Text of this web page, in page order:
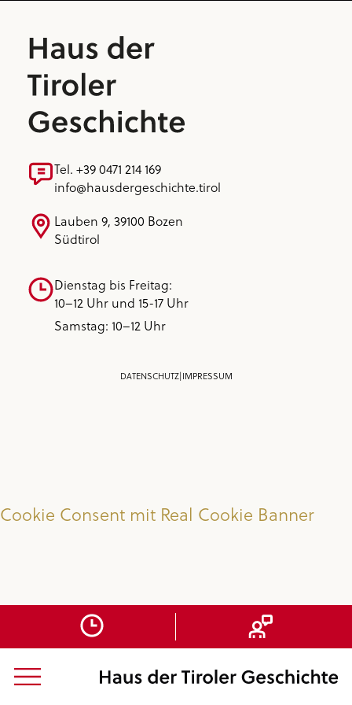
Tel. +39 0471 214 169
info@hausdergeschichte.tirol
Lauben 9, 39100 Bozen
Südtirol
Dienstag bis Freitag:
10–12 Uhr und 15-17 Uhr
Samstag: 10–12 Uhr
DATENSCHUTZ|IMPRESSUM
Cookie Consent mit Real Cookie Banner